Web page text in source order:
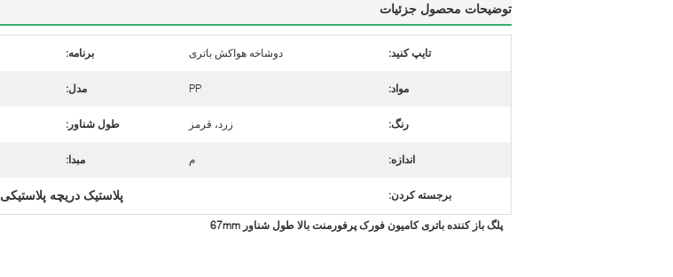
توضیحات محصول جزئیات
تایپ کنید: دوشاخه هواکش باتری برنامه:
مواد: PP مدل:
رنگ: زرد، قرمز طول شناور:
اندازه: م مبدا:
برجسته کردن: پلاستیک دریچه پلاستیکی
پلگ باز کننده باتری کامیون فورک پرفورمنت بالا طول شناور 67mm